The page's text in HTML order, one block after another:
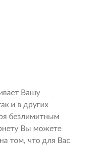
Вашу
и в других
безлимитным
Вы можете
том, что для Вас